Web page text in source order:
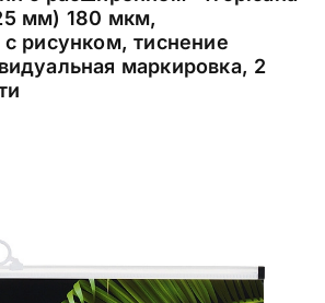
мм) 180 мкм,
рисунком, тиснение
маркировка, 2